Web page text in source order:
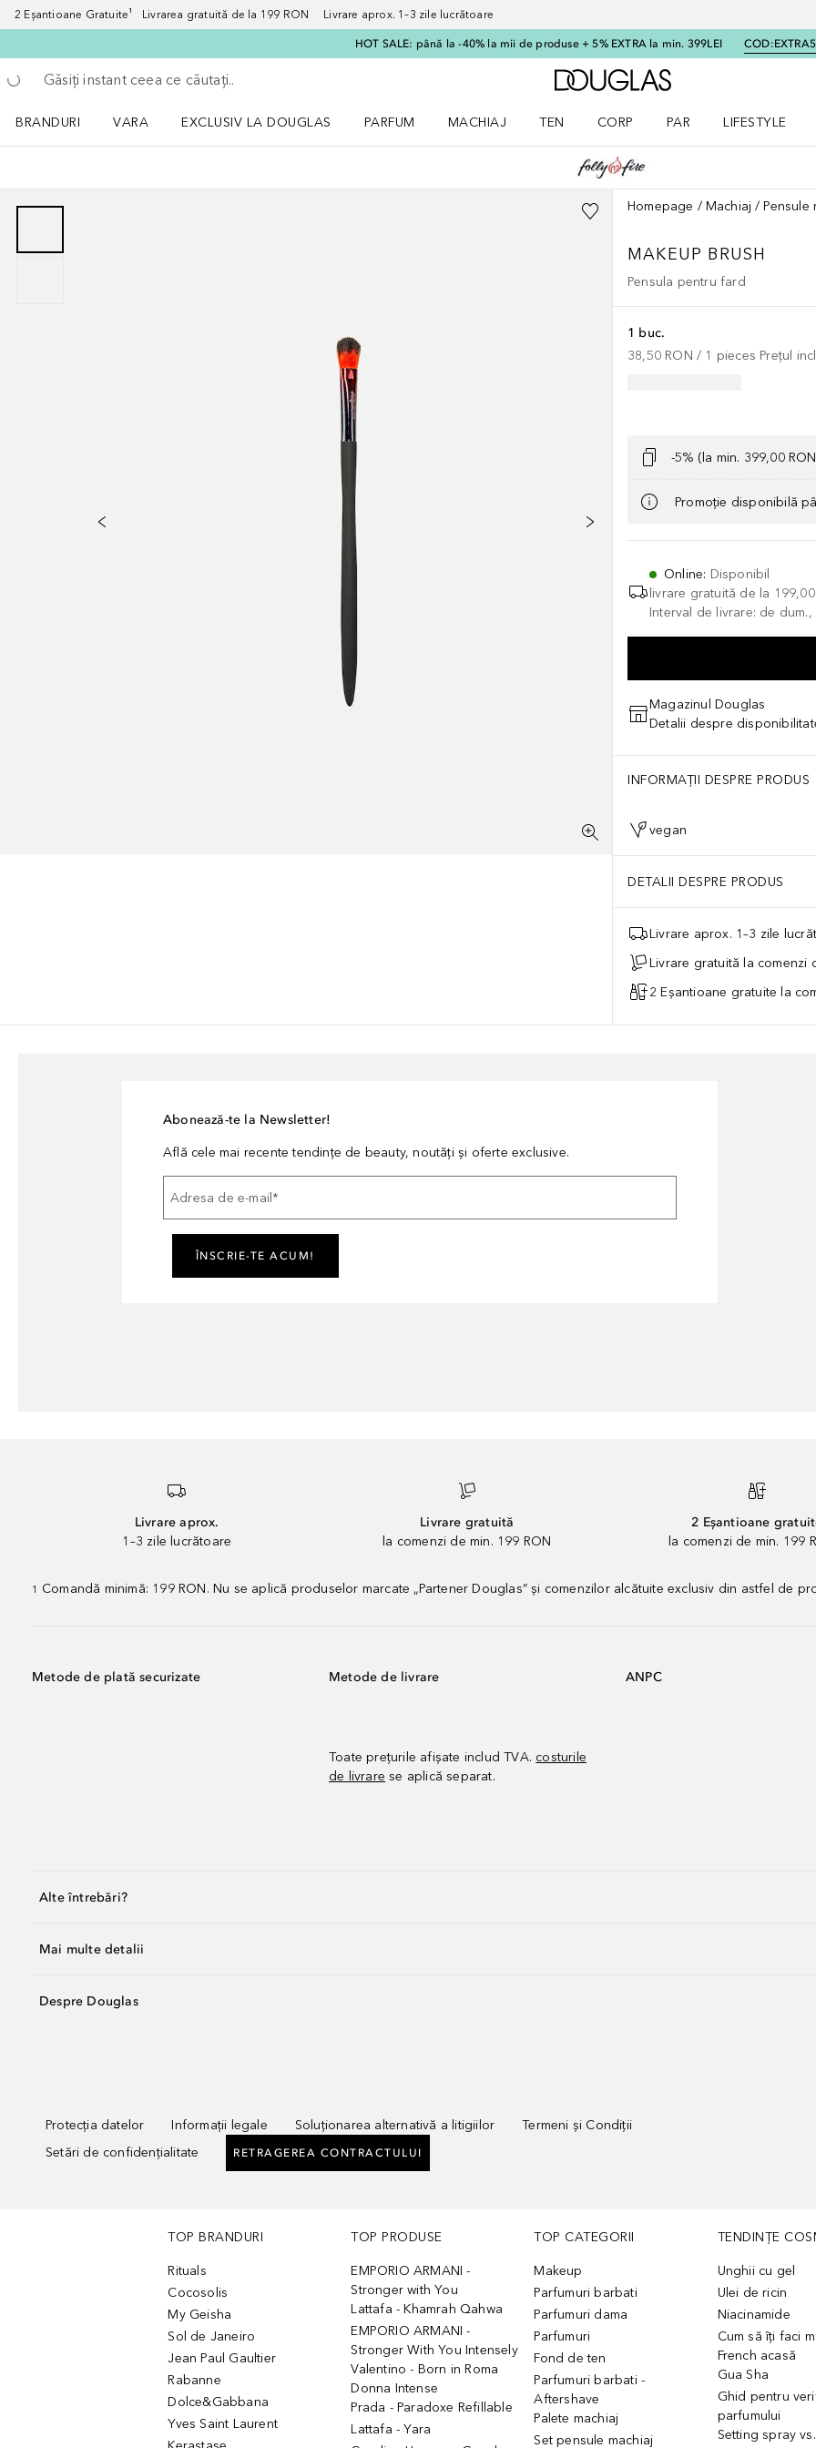
2 Eșantioane Gratuite¹ Livrarea gratuită de la 199 RON Livrare aprox. 1–3 zile lucrătoare
HOT SALE: până la -40% la mii de produse + 5% EXTRA la min. 399LEI COD:
Înapoi
Executați căutarea
Către pagina principală
BRANDURI
VARA
EXCLUSIV LA DOUGLAS
PARFUM
MACHIAJ
TEN
CORP
PAR
LIFESTYLE
Homepage Machiaj Pensule
MAKEUP BRUSH
Pensula pentru fard
1 buc.
38,50 RON / 1 pieces Prețul
-5% (la min. 399,00
Promoție disponibilă
Online: Disponibil
livrare gratuită de la
Interval de livrare: de
Magazinul Douglas
Detalii despre
INFORMAȚII DESPRE PRODUS
vegan
DETALII DESPRE PRODUS
Livrare aprox. 1–3 zile
Livrare gratuită la comenzi
2 Eșantioane gratuite la
Abonează-te la Newsletter!
Află cele mai recente tendințe de beauty, noutăți și oferte exclusive.
Adresa de e-mail *
ÎNSCRIE-TE ACUM!
Livrare aprox.
1–3 zile lucrătoare
Livrare gratuită
la comenzi de min. 199 RON
2 Eșantioane
la comenzi de min. 199
1 Comandă minimă: 199 RON. Nu se aplică produselor marcate „Partener Douglas” și comenzilor alcătuite exclusiv din astfel de
Metode de plată securizate Metode de livrare
Toate prețurile afișate includ TVA. costurile
de livrare se aplică separat.
ANPC
Alte întrebări?
Mai multe detalii
Despre Douglas
Protecția datelor Informații legale Soluționarea alternativă a litigiilor
Termeni și Condiții
Setări de confidențialitate
RETRAGEREA CONTRACTULUI
TOP BRANDURI
Rituals
Cocosolis
My Geisha
Sol de Janeiro
Jean Paul Gaultier
Rabanne
Dolce&Gabbana
Yves Saint Laurent
TOP PRODUSE
EMPORIO ARMANI -
Stronger with You
Lattafa - Khamrah Qahwa
EMPORIO ARMANI -
Stronger With You Intensely
Valentino - Born in Roma
Donna Intense
Prada - Paradoxe Refillable
Lattafa - Yara
TOP CATEGORII
Makeup
Parfumuri barbati
Parfumuri dama
Parfumuri
Fond de ten
Parfumuri barbati -
Aftershave
Palete machiaj
Set pensule machiaj
TENDINȚE
Unghii cu gel
Ulei de ricin
Niacinamide
Cum să îți faci
French acasă
Gua Sha
Ghid pentru
parfumului
Setting spray